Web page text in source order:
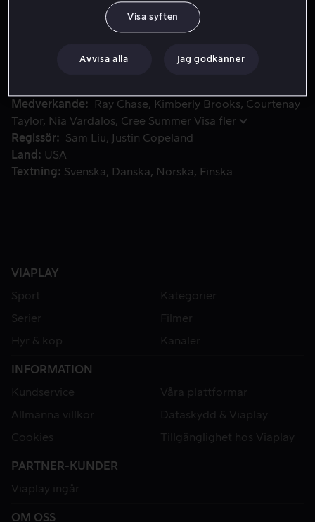
Se Justice League-medlemmen Wonder Womans
Se Justice League-medlemmen Wonder Womans
legendariska ursprungshistoria när hon kämpar för det
flicka från en farlig organisation.
Medverkande Ray Chase Kimberly Brooks
Courtenay
Taylor
Nia Vardalos Cree Summer Visa fler
Regissör
Sam Liu
Justin Copeland
Land
USA
Textning
Svenska Danska Norska Finska
VIAPLAY
Sport
Kategorier
Serier
Filmer
Hyr & köp
Kanaler
INFORMATION
Kundservice
Våra plattformar
Allmänna villkor
Dataskydd & Viaplay
Cookies
Tillgänglighet hos Viaplay
PARTNER-KUNDER
Viaplay ingår
OM OSS
Visa syften
Avvisa alla Jag godkänner